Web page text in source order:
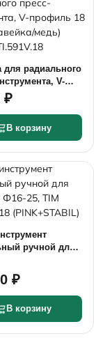
для радиального
V-
18 мм
медь)
₽
В корзину
ручной для
18 (PINK+STABIL)
₽
В корзину